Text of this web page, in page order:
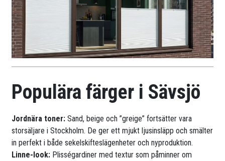
Populära färger i Sävsjö
Jordnära toner: Sand, beige och ”greige” fortsätter vara
storsäljare i Stockholm. De ger ett mjukt ljusinsläpp och smälter
in perfekt i både sekelskifteslägenheter och nyproduktion.
Linne-look: Plisségardiner med textur som påminner om